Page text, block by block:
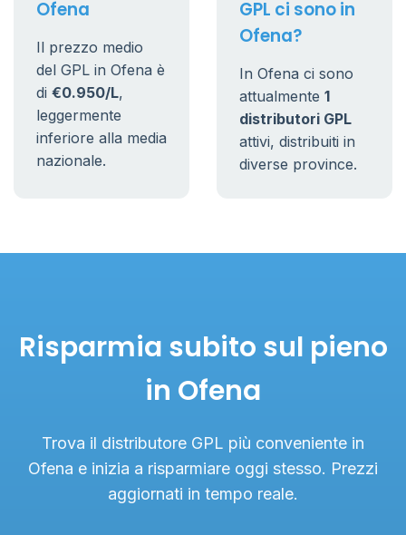
Ofena
Il prezzo medio
del GPL in Ofena è
di €0.950/L,
leggermente
inferiore alla media
nazionale.
GPL ci sono in
Ofena?
In Ofena ci sono
attualmente 1
distributori GPL
attivi, distribuiti in
diverse province.
Risparmia subito sul pieno
in Ofena
Trova il distributore GPL più conveniente in
Ofena e inizia a risparmiare oggi stesso. Prezzi
aggiornati in tempo reale.